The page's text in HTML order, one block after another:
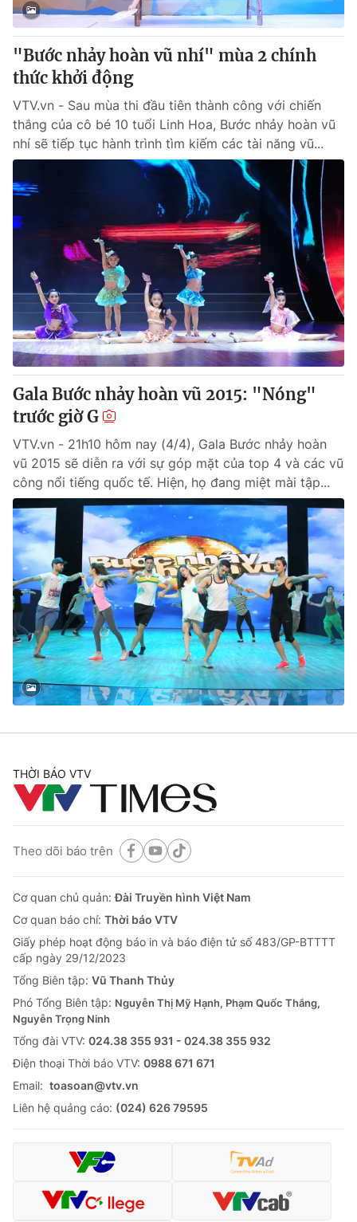
"Bước nhảy hoàn vũ nhí" mùa 2 chính
thức khởi động
VTV.vn - Sau mùa thi đầu tiên thành công với chiến
thắng của cô bé 10 tuổi Linh Hoa, Bước nhảy hoàn vũ
nhí sẽ tiếp tục hành trình tìm kiếm các tài năng vũ...
Gala Bước nhảy hoàn vũ 2015: "Nóng"
trước giờ G
VTV.vn - 21h10 hôm nay (4/4), Gala Bước nhảy hoàn
vũ 2015 sẽ diễn ra với sự góp mặt của top 4 và các vũ
công nổi tiếng quốc tế. Hiện, họ đang miệt mài tập...
THỜI BÁO VTV
Theo dõi báo trên
Cơ quan chủ quản:Đài Truyền hình Việt Nam
Cơ quan báo chí: Thời báo VTV
Giấy phép hoạt động báo in và báo điện tử số 483/GP-BTTTT
cấp ngày 29/12/2023
Tổng Biên tập: Vũ Thanh Thủy
Phó Tổng Biên tập: Nguyễn Thị Mỹ Hạnh, Phạm Quốc Thắng,
Nguyễn Trọng Ninh
Tổng đài VTV: 024.38 355 931 - 024.38 355 932
Ðiện thoại Thời báo VTV: 0988 671 671
Email: toasoan@vtv.vn
Liên hệ quảng cáo: (024) 626 79595